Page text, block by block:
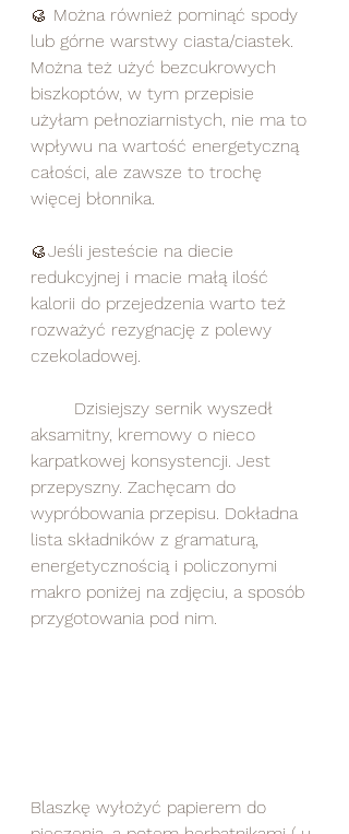
🥮 Można również pominąć spody
lub górne warstwy ciasta/ciastek.
Można też użyć bezcukrowych
biszkoptów, w tym przepisie
użyłam pełnoziarnistych, nie ma to
wpływu na wartość energetyczną
całości, ale zawsze to trochę
więcej błonnika.
🥮Jeśli jesteście na diecie
redukcyjnej i macie małą ilość
kalorii do przejedzenia warto też
rozważyć rezygnację z polewy
czekoladowej.
aksamitny, kremowy o nieco
karpatkowej konsystencji. Jest
przepyszny. Zachęcam do
wypróbowania przepisu. Dokładna
lista składników z gramaturą,
energetycznością i policzonymi
makro poniżej na zdjęciu, a sposób
przygotowania pod nim.
Blaszkę wyłożyć papierem do